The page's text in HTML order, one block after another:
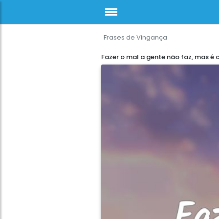
Frases de Vingança
Fazer o mal a gente não faz, mas é